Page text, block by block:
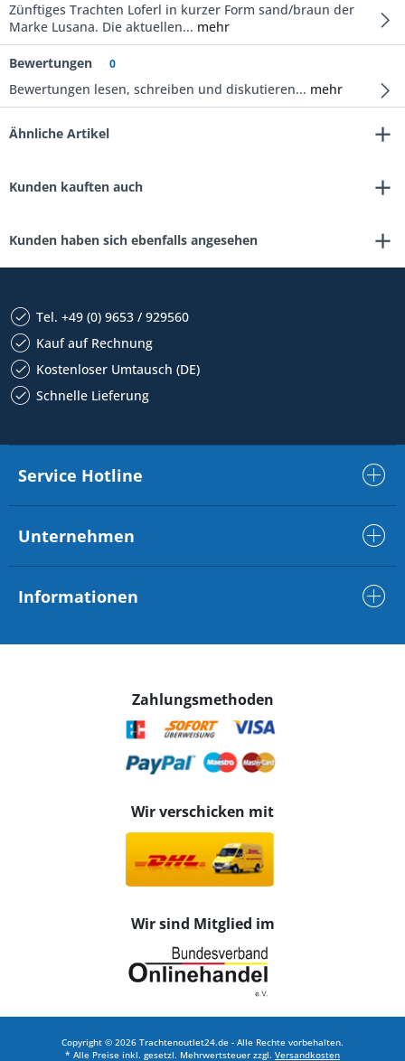
Zünftiges Trachten Loferl in kurzer Form sand/braun der
Marke Lusana. Die aktuellen... mehr
Bewertungen 0
Bewertungen lesen, schreiben und diskutieren... mehr
Ähnliche Artikel
Kunden kauften auch
Kunden haben sich ebenfalls angesehen
Tel. +49 (0) 9653 / 929560
Kauf auf Rechnung
Kostenloser Umtausch (DE)
Schnelle Lieferung
Service Hotline
Unternehmen
Informationen
Zahlungsmethoden
Wir verschicken mit
Wir sind Mitglied im
Copyright © 2026 Trachtenoutlet24.de - Alle Rechte vorbehalten.
* Alle Preise inkl. gesetzl. Mehrwertsteuer zzgl. Versandkosten